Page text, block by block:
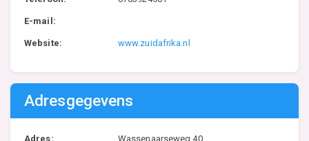
E-mail:
Website: www.zuidafrika.nl
Adresgegevens
Adres: Wassenaarseweg 40